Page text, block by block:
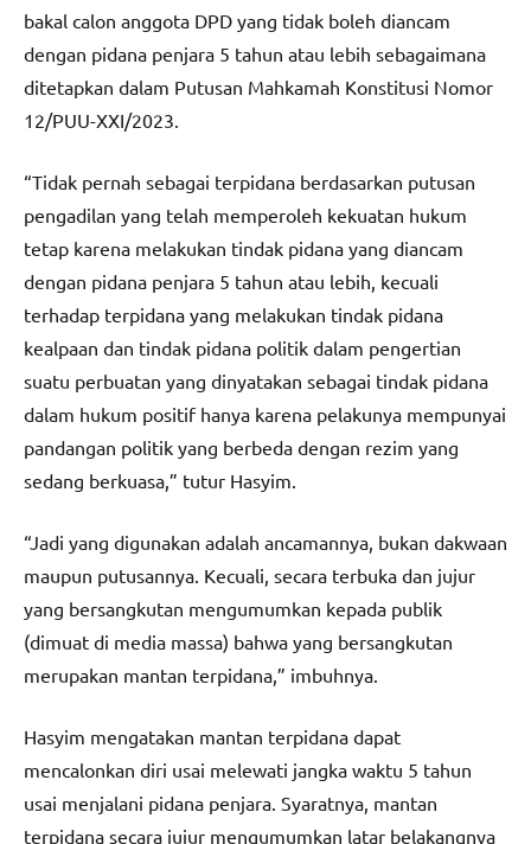
bakal calon anggota DPD yang tidak boleh diancam
dengan pidana penjara 5 tahun atau lebih sebagaimana
ditetapkan dalam Putusan Mahkamah Konstitusi Nomor
12/PUU-XXI/2023.
“Tidak pernah sebagai terpidana berdasarkan putusan
pengadilan yang telah memperoleh kekuatan hukum
tetap karena melakukan tindak pidana yang diancam
dengan pidana penjara 5 tahun atau lebih, kecuali
terhadap terpidana yang melakukan tindak pidana
kealpaan dan tindak pidana politik dalam pengertian
suatu perbuatan yang dinyatakan sebagai tindak pidana
dalam hukum positif hanya karena pelakunya mempunyai
pandangan politik yang berbeda dengan rezim yang
sedang berkuasa,” tutur Hasyim.
“Jadi yang digunakan adalah ancamannya, bukan dakwaan
maupun putusannya. Kecuali, secara terbuka dan jujur
yang bersangkutan mengumumkan kepada publik
(dimuat di media massa) bahwa yang bersangkutan
merupakan mantan terpidana,” imbuhnya.
Hasyim mengatakan mantan terpidana dapat
mencalonkan diri usai melewati jangka waktu 5 tahun
usai menjalani pidana penjara. Syaratnya, mantan
terpidana secara jujur mengumumkan latar belakangnya